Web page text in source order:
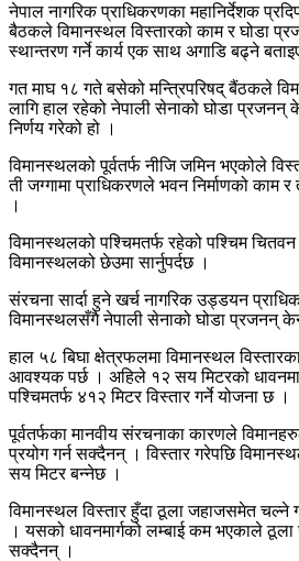
नेपाल नागरिक प्राधिकरणका महानिर्देशक
बैठकले विमानस्थल विस्तारको काम र घोडा
स्थान्तरण गर्ने कार्य एक साथ अगाडि बढ्ने
गत माघ १८ गते बसेको मन्त्रिपरिषद् बैंठकले
लागि हाल रहेको नेपाली सेनाको घोडा प्रजनन्
निर्णय गरेको हो ।
विमानस्थलको पूर्वतर्फ नीजि जमिन भएकोले
ती जग्गामा प्राधिकरणले भवन निर्माणको काम
।
विमानस्थलको पश्चिमतर्फ रहेको पश्चिम
विमानस्थलको छेउमा सार्नुपर्दछ ।
संरचना सार्दा हुने खर्च नागरिक उड्डयन
विमानस्थलसँगै नेपाली सेनाको घोडा प्रजनन्
हाल ५८ बिघा क्षेत्रफलमा विमानस्थल
आवश्यक पर्छ । अहिले १२ सय मिटरको
पश्चिमतर्फ ४१२ मिटर विस्तार गर्ने योजना छ ।
पूर्वतर्फका मानवीय संरचनाका कारणले
प्रयोग गर्न सक्दैनन् । विस्तार गरेपछि
सय मिटर बन्नेछ ।
विमानस्थल विस्तार हुँदा ठूला जहाजसमेत चल्ने
। यसको धावनमार्गको लम्बाई कम भएकाले
सक्दैनन् ।